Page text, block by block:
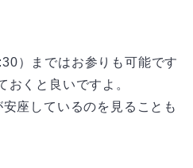
）まではお参りも可能です
おくと良いですよ。
座しているのを見ることも